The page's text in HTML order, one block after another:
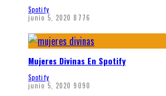
Spotify
junio 5, 2020 8776
Mujeres Divinas En Spotify
Spotify
junio 5, 2020 9090